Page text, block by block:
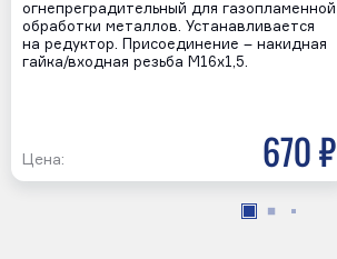
огнепреградительный для газопламенной
обработки металлов. Устанавливается
на редуктор. Присоединение – накидная
гайка/входная резьба М16х1,5.
Цена: 670 р